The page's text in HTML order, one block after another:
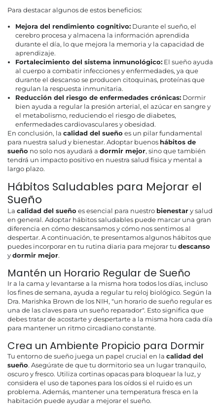
Para destacar algunos de estos beneficios:
Mejora del rendimiento cognitivo:Durante el sueño, el
cerebro procesa y almacena la información aprendida
durante el día, lo que mejora la memoria y la capacidad de
aprendizaje.
Fortalecimiento del sistema inmunológico:El sueño ayuda
al cuerpo a combatir infecciones y enfermedades, ya que
durante el descanso se producen citoquinas, proteínas que
regulan la respuesta inmunitaria.
Reducción del riesgo de enfermedades crónicas:Dormir
bien ayuda a regular la presión arterial, el azúcar en sangre y
el metabolismo, reduciendo el riesgo de diabetes,
enfermedades cardiovasculares y obesidad.
En conclusión, la calidad del sueño es un pilar fundamental
para nuestra salud y bienestar. Adoptar buenos hábitos de
sueño no solo nos ayudará a dormir mejor, sino que también
tendrá un impacto positivo en nuestra salud física y mental a
largo plazo.
Hábitos Saludables para Mejorar el
Sueño
La calidad del sueño es esencial para nuestro bienestary salud
en general. Adoptar hábitos saludables puede marcar una gran
diferencia en cómo descansamos y cómo nos sentimos al
despertar. A continuación, te presentamos algunos hábitos que
puedes incorporar en tu rutina diaria para mejorar tu descanso
ydormir mejor.
Mantén un Horario Regular de Sueño
Ir a la cama y levantarse a la misma hora todos los días, incluso
los fines de semana, ayuda a regular tu reloj biológico. Según la
Dra. Marishka Brown de los NIH, "un horario de sueño regular es
una de las claves para un sueño reparador". Esto significa que
debes tratar de acostarte y despertarte a la misma hora cada día
para mantener un ritmo circadiano constante.
Crea un Ambiente Propicio para Dormir
Tu entorno de sueño juega un papel crucial en la calidad del
sueño. Asegúrate de que tu dormitorio sea un lugar tranquilo,
oscuro y fresco. Utiliza cortinas opacas para bloquear la luz, y
considera el uso de tapones para los oídos si el ruido es un
problema. Además, mantener una temperatura fresca en la
habitación puede ayudar a mejorar el sueño.